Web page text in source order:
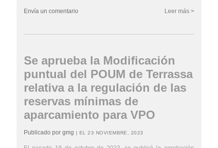
Leer más >
Envía un comentario
Se aprueba la Modificación
puntual del POUM de Terrassa
relativa a la regulación de las
reservas mínimas de
aparcamiento para VPO
Publicado por gmg | EL 23 NOVIEMBRE, 2023